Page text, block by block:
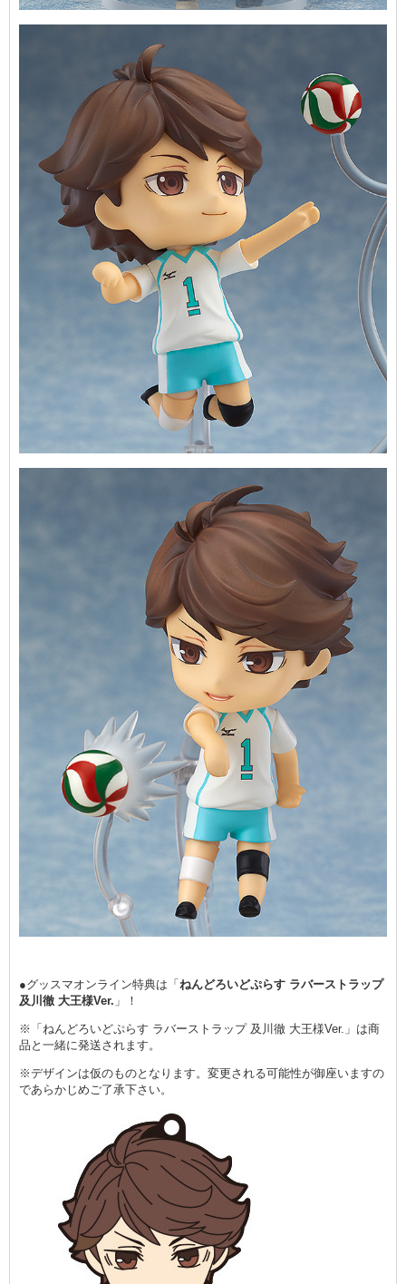
●グッスマオンライン特典は「 ねんどろいどぷらす ラバーストラップ
及川徹 大王様Ver. 」！
※「ねんどろいどぷらす ラバーストラップ 及川徹 大王様Ver.」は商
品と一緒に発送されます。
※デザインは仮のものとなります。変更される可能性が御座いますの
であらかじめご了承下さい。